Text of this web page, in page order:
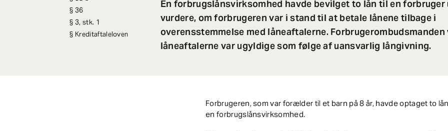
36
3, stk. 1
Kreditaftaleloven
En forbrugslånsvirksomhed havde bevilget to lån til en forbruger
vurdere, om forbrugeren var i stand til at betale lånene tilbage i
overensstemmelse med låneaftalerne. Forbrugerombudsmanden
låneaftalerne var ugyldige som følge af uansvarlig långivning.
Forbrugeren, som var forælder til et barn på 8 år, havde optaget to
en forbrugslånsvirksomhed.